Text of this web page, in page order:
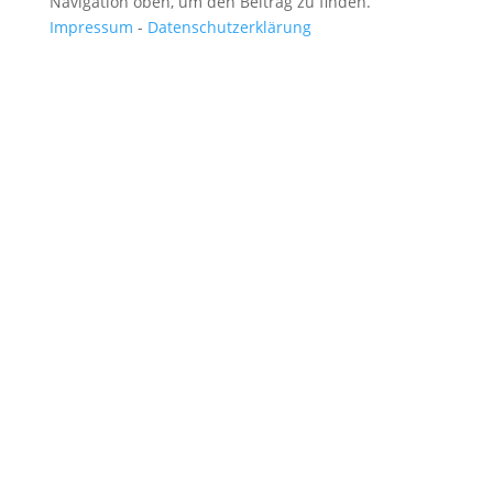
Impressum - Datenschutzerklärung